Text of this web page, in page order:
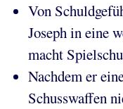
Von
Joseph in eine
macht
Nachdem er
Schusswaffen